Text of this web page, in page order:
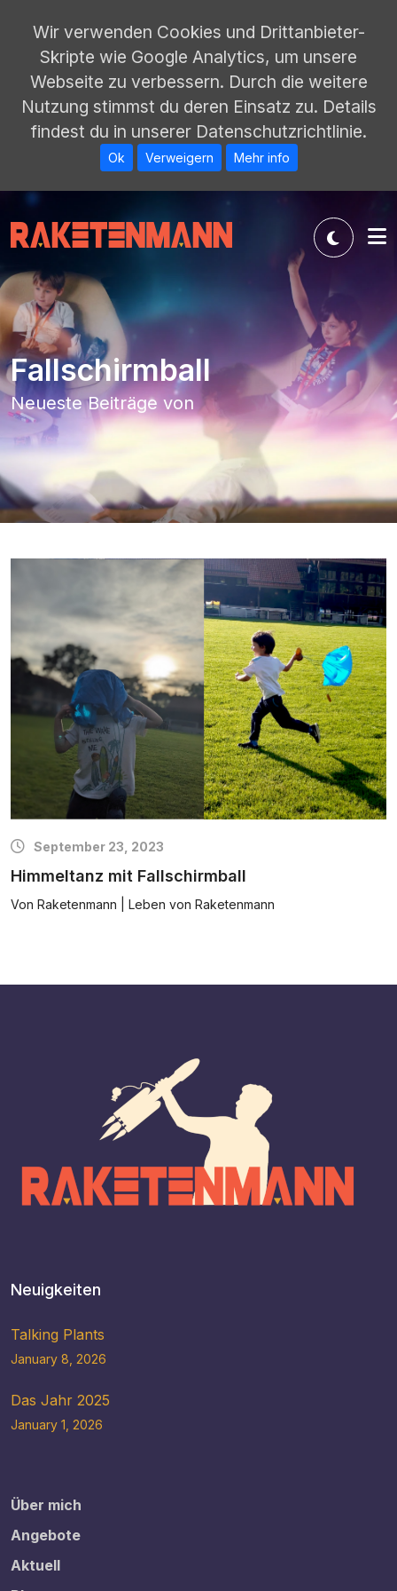
Wir verwenden Cookies und Drittanbieter-
Skripte wie Google Analytics, um unsere
Webseite zu verbessern. Durch die weitere
Nutzung stimmst du deren Einsatz zu. Details
findest du in unserer Datenschutzrichtlinie.
Ok Verweigern Mehr info
Fallschirmball
Neueste Beiträge von
September 23, 2023
Himmeltanz mit Fallschirmball
Von Raketenmann | Leben von Raketenmann
Neuigkeiten
Talking Plants
January 8, 2026
Das Jahr 2025
January 1, 2026
Über mich
Angebote
Aktuell